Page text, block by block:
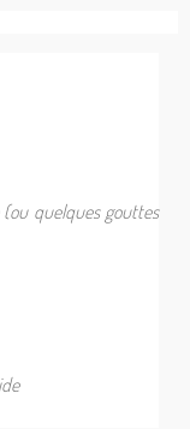
quelques gouttes